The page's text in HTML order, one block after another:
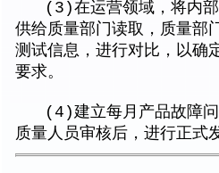
(3)在运营领域，将内部
供给质量部门读取，质量部
测试信息，进行对比，以确
要求。
(4)建立每月产品故障问
质量人员审核后，进行正式